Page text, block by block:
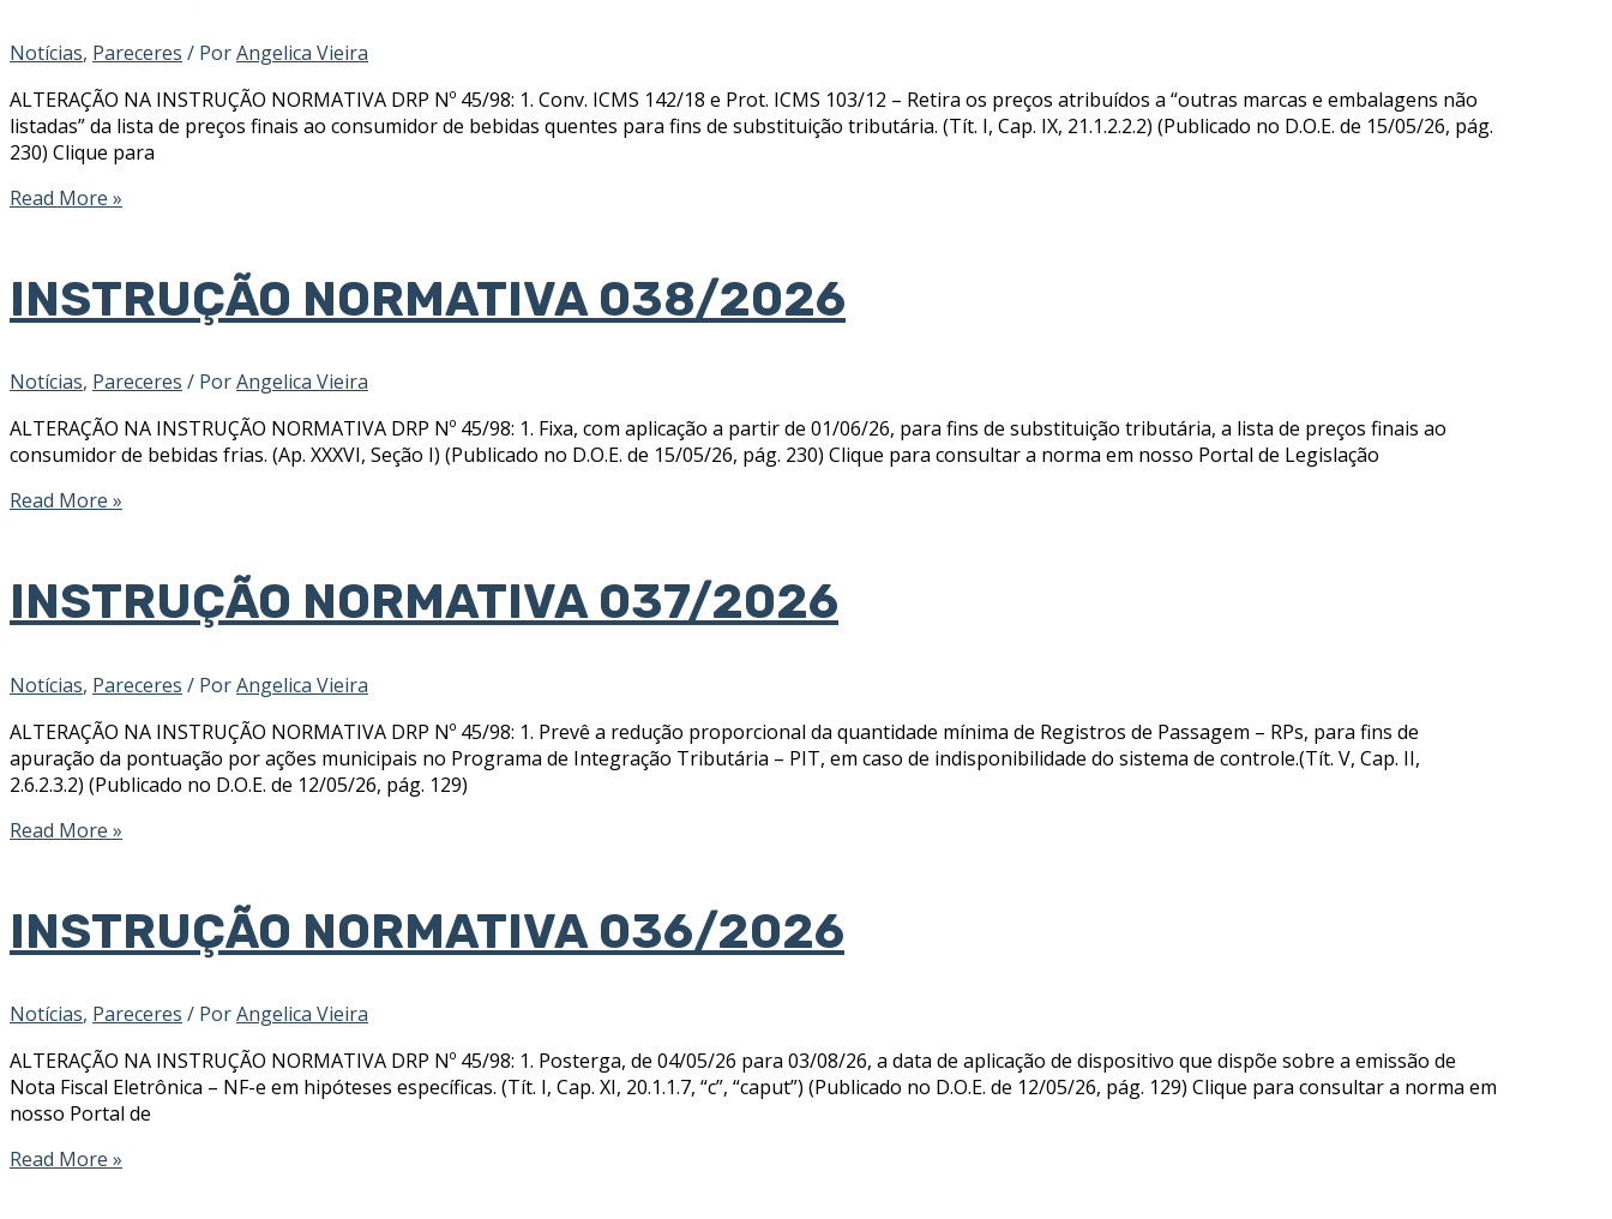
Notícias, Pareceres / PorAngelica Vieira
ALTERAÇÃO NA INSTRUÇÃO NORMATIVA DRP Nº 45/98: 1. Conv. ICMS 142/18 e Prot. ICMS 103/12 – Retira os preços atribuídos a “outras marcas e embalagens não
listadas” da lista de preços finais ao consumidor de bebidas quentes para fins de substituição tributária. (Tít. I, Cap. IX, 21.1.2.2.2) (Publicado no D.O.E. de 15/05/26, pág.
230) Clique para
Read More »
INSTRUÇÃO NORMATIVA 038/2026
Notícias, Pareceres / PorAngelica Vieira
ALTERAÇÃO NA INSTRUÇÃO NORMATIVA DRP Nº 45/98: 1. Fixa, com aplicação a partir de 01/06/26, para fins de substituição tributária, a lista de preços finais ao
consumidor de bebidas frias. (Ap. XXXVI, Seção I) (Publicado no D.O.E. de 15/05/26, pág. 230) Clique para consultar a norma em nosso Portal de Legislação
Read More »
INSTRUÇÃO NORMATIVA 037/2026
Notícias, Pareceres / PorAngelica Vieira
ALTERAÇÃO NA INSTRUÇÃO NORMATIVA DRP Nº 45/98: 1. Prevê a redução proporcional da quantidade mínima de Registros de Passagem – RPs, para fins de
apuração da pontuação por ações municipais no Programa de Integração Tributária – PIT, em caso de indisponibilidade do sistema de controle.(Tít. V, Cap. II,
2.6.2.3.2) (Publicado no D.O.E. de 12/05/26, pág. 129)
Read More »
INSTRUÇÃO NORMATIVA 036/2026
Notícias, Pareceres / PorAngelica Vieira
ALTERAÇÃO NA INSTRUÇÃO NORMATIVA DRP Nº 45/98: 1. Posterga, de 04/05/26 para 03/08/26, a data de aplicação de dispositivo que dispõe sobre a emissão de
Nota Fiscal Eletrônica – NF-e em hipóteses específicas. (Tít. I, Cap. XI, 20.1.1.7, “c”, “caput”) (Publicado no D.O.E. de 12/05/26, pág. 129) Clique para consultar a norma em
nosso Portal de
Read More »